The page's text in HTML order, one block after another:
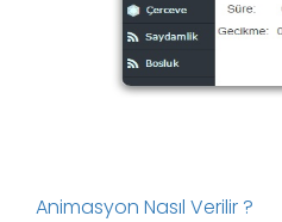
Animasyon Nasıl Verilir ?